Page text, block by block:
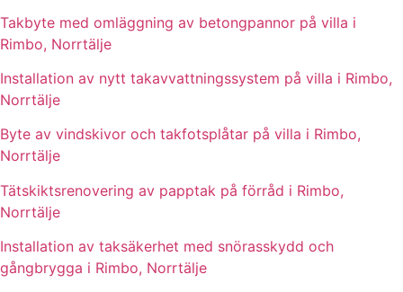
Takbyte med omläggning av betongpannor på villa i
Rimbo, Norrtälje
Installation av nytt takavvattningssystem på villa i Rimbo,
Norrtälje
Byte av vindskivor och takfotsplåtar på villa i Rimbo,
Norrtälje
Tätskiktsrenovering av papptak på förråd i Rimbo,
Norrtälje
Installation av taksäkerhet med snörasskydd och
gångbrygga i Rimbo, Norrtälje